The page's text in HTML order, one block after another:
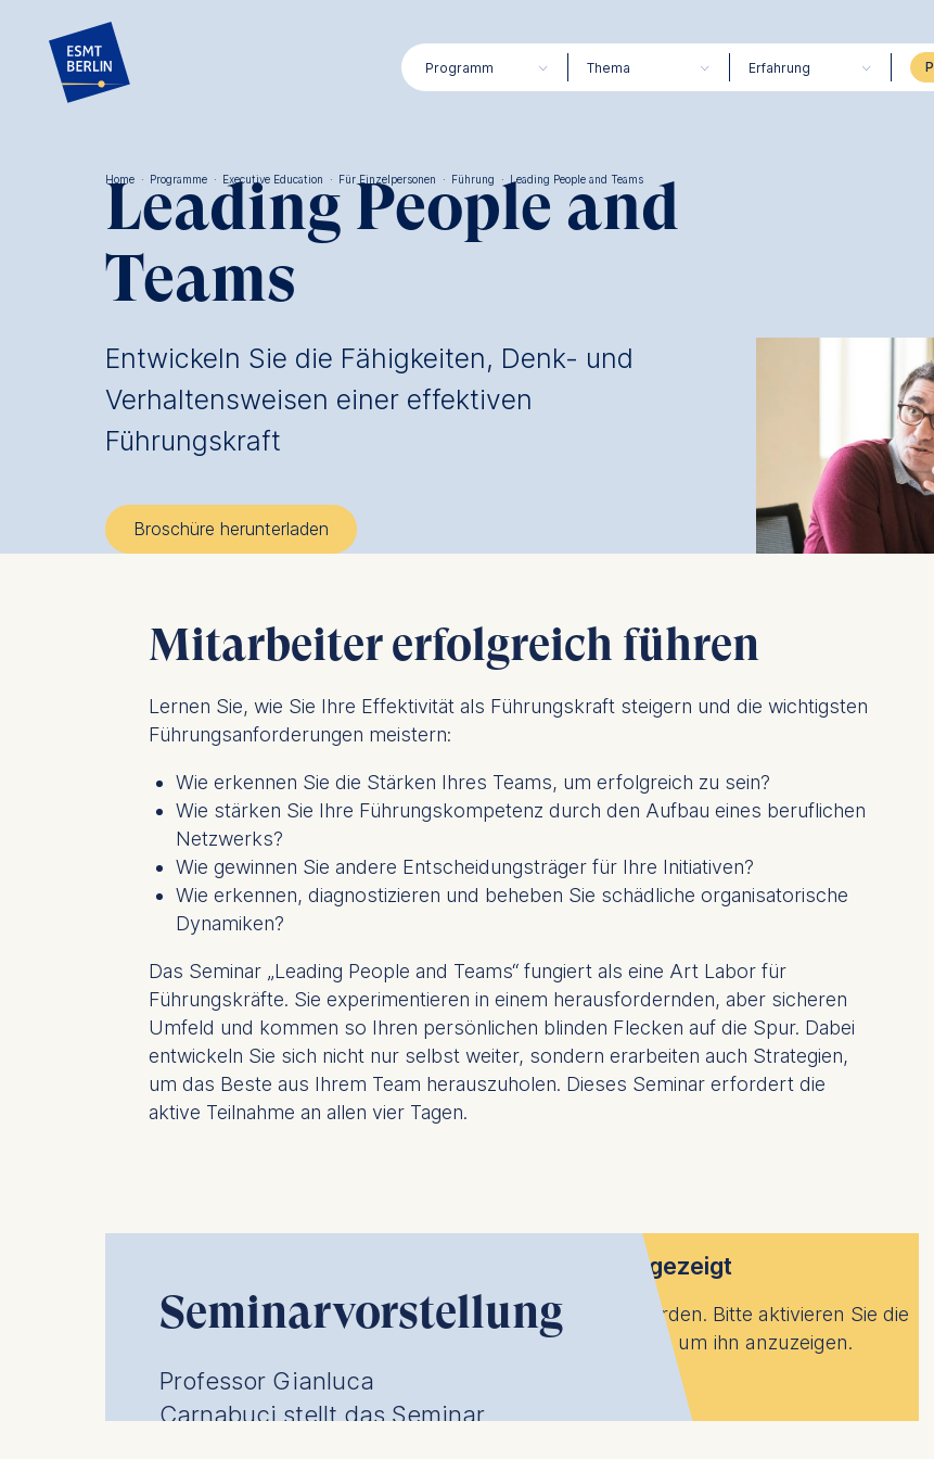
Inhalt
Programm Thema Erfahrung
Pfadnavigation
Home · Programme · Executive Education · Für Einzelpersonen · Führung · Leading People and Teams
Leading People and
Teams
Entwickeln Sie die Fähigkeiten, Denk- und
Verhaltensweisen einer effektiven
Führungskraft
Broschüre herunterladen
Mitarbeiter erfolgreich führen
Lernen Sie, wie Sie Ihre Effektivität als Führungskraft steigern und die wichtigsten
Führungsanforderungen meistern:
Wie erkennen Sie die Stärken Ihres Teams, um erfolgreich zu sein?
Wie stärken Sie Ihre Führungskompetenz durch den Aufbau eines beruflichen
Netzwerks?
Wie gewinnen Sie andere Entscheidungsträger für Ihre Initiativen?
Wie erkennen, diagnostizieren und beheben Sie schädliche organisatorische
Dynamiken?
Das Seminar „Leading People and Teams“ fungiert als eine Art Labor für
Führungskräfte. Sie experimentieren in einem herausfordernden, aber sicheren
Umfeld und kommen so Ihren persönlichen blinden Flecken auf die Spur. Dabei
entwickeln Sie sich nicht nur selbst weiter, sondern erarbeiten auch Strategien,
um das Beste aus Ihrem Team herauszuholen. Dieses Seminar erfordert die
aktive Teilnahme an allen vier Tagen.
Externe Inhalte werden nicht angezeigt
Dieser Inhalt erfordert Ihre Zustimmung, um geladen zu werden. Bitte aktivieren Sie die
Kategorie „Statistik“ in Ihren Datenschutzeinstellungen, um ihn anzuzeigen.
Seminarvorstellung
Professor Gianluca
Carnabuci stellt das Seminar